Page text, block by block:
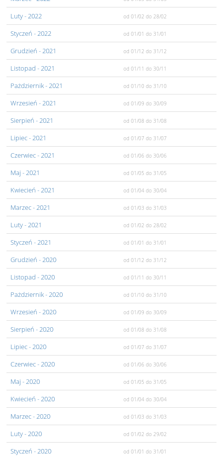
Luty- 2022 od 01/02 do 28/02
Styczeń - 2022 od 01/01 do 31/01
Grudzień - 2021 od 01/12 do 31/12
Listopad - 2021 od 01/11 do 30/11
Pażdziernik- 2021 od 01/10 do 31/10
Wrzesień - 2021 od 01/09 do 30/09
Sierpień - 2021 od 01/08 do 31/08
Lipiec- 2021 od 01/07 do 31/07
Czerwiec- 2021 od 01/06 do 30/06
Maj - 2021 od 01/05 do 31/05
Kwiecień - 2021 od 01/04 do 30/04
Marzec- 2021 od 01/03 do 31/03
Luty- 2021 od 01/02 do 28/02
Styczeń - 2021 od 01/01 do 31/01
Grudzień - 2020 od 01/12 do 31/12
Listopad - 2020 od 01/11 do 30/11
Pażdziernik- 2020 od 01/10 do 31/10
Wrzesień - 2020 od 01/09 do 30/09
Sierpień - 2020 od 01/08 do 31/08
Lipiec- 2020 od 01/07 do 31/07
Czerwiec- 2020 od 01/06 do 30/06
Maj - 2020 od 01/05 do 31/05
Kwiecień - 2020 od 01/04 do 30/04
Marzec- 2020 od 01/03 do 31/03
Luty- 2020 od 01/02 do 29/02
Styczeń - 2020 od 01/01 do 31/01